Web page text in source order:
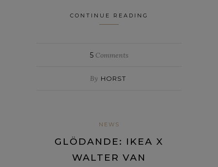
CONTINUE READING
5Comments
By HORST
NEWS
GLÖDANDE: IKEA X
WALTER VAN